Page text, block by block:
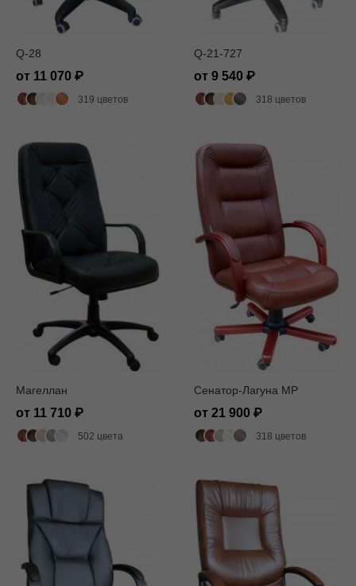
Q-28
от 11 070
319 цветов
Q-21-727
от 9 540
318 цветов
Магеллан
от 11 710
502 цвета
Сенатор-Лагуна MP
от 21 900
318 цветов